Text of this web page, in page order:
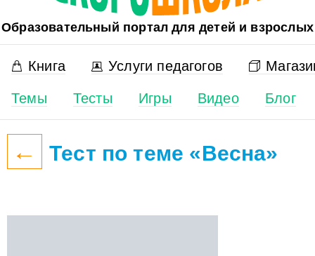
Образовательный портал для детей и взрослых
Книга Услуги педагогов
Темы Тесты Игры Видео Блог
← Тест по теме «Весна»